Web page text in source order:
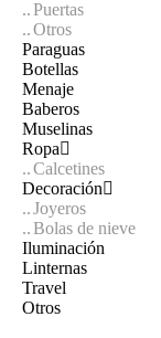
Puertas
Otros
Paraguas
Botellas
Menaje
Baberos
Muselinas
Ropa
Calcetines
Decoración
Joyeros
Bolas de nieve
Iluminación
Linternas
Travel
Otros